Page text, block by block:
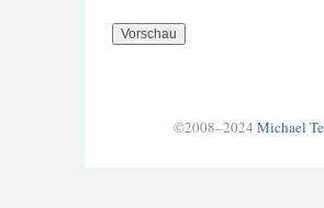
©2008–2024 Michael